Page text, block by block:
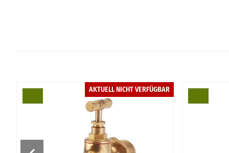
AKTUELL NICHT VERFÜGBAR